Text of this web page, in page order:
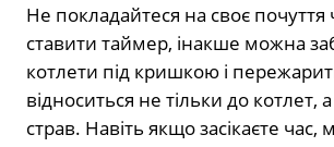
Не покладайтеся на своє почуття
ставити таймер, інакше можна
котлети під кришкою і
відноситься не тільки до котлет, а
страв. Навіть якщо засікаєте